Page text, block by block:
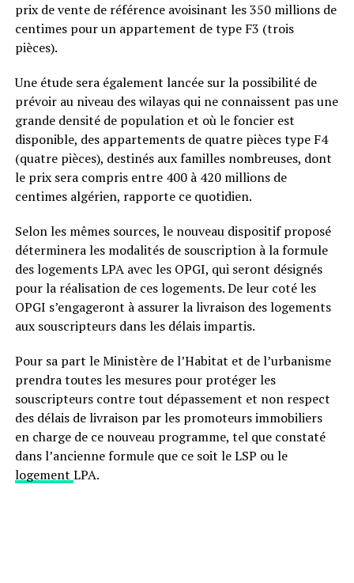
prix de vente de référence avoisinant les 350 millions de
centimes pour un appartement de type F3 (trois
pièces).
Une étude sera également lancée sur la possibilité de
prévoir au niveau des wilayas qui ne connaissent pas une
grande densité de population et où le foncier est
disponible, des appartements de quatre pièces type F4
(quatre pièces), destinés aux familles nombreuses, dont
le prix sera compris entre 400 à 420 millions de
centimes algérien, rapporte ce quotidien.
Selon les mêmes sources, le nouveau dispositif proposé
déterminera les modalités de souscription à la formule
des logements LPA avec les OPGI, qui seront désignés
pour la réalisation de ces logements. De leur coté les
OPGI s’engageront à assurer la livraison des logements
aux souscripteurs dans les délais impartis.
Pour sa part le Ministère de l’Habitat et de l’urbanisme
prendra toutes les mesures pour protéger les
souscripteurs contre tout dépassement et non respect
des délais de livraison par les promoteurs immobiliers
en charge de ce nouveau programme, tel que constaté
dans l’ancienne formule que ce soit le LSP ou le
logement LPA.